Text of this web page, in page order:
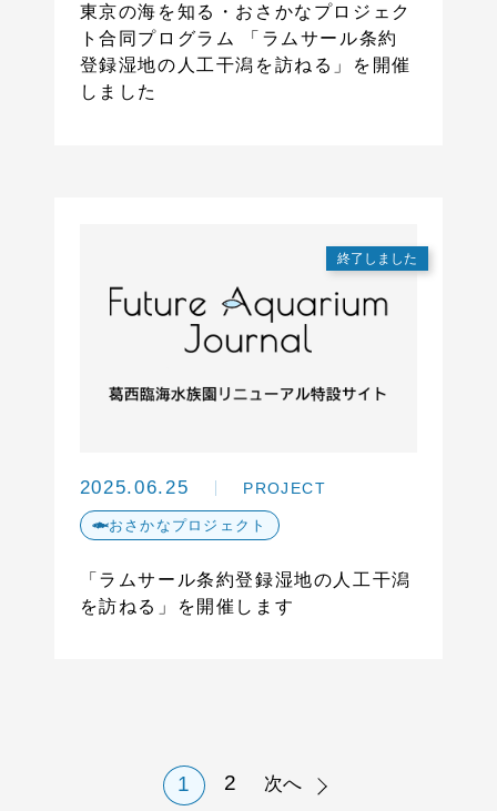
東京の海を知る・おさかなプロジェク
ト合同プログラム 「ラムサール条約
登録湿地の人工干潟を訪ねる」を開催
しました
終了しました
2025.06.25 PROJECT
おさかなプロジェクト
「ラムサール条約登録湿地の人工干潟
を訪ねる」を開催します
1 2 次へ